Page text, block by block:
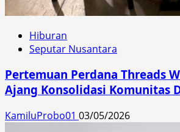
Hiburan
Seputar Nusantara
Pertemuan Perdana Threads
Ajang Konsolidasi Komunitas
KamiluProbo01 03/05/2026